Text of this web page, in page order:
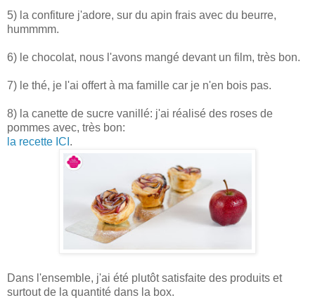
5) la confiture j'adore, sur du apin frais avec du beurre,
hummmm.
6) le chocolat, nous l'avons mangé devant un film, très bon.
7) le thé, je l'ai offert à ma famille car je n'en bois pas.
8) la canette de sucre vanillé: j'ai réalisé des roses de
pommes avec, très bon:
la recette ICI .
Dans l'ensemble, j'ai été plutôt satisfaite des produits et
surtout de la quantité dans la box.